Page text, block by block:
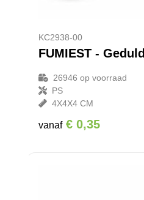
KC2938-00
FUMIEST -
26946 op voorraad
PS
4X4X4 CM
vanaf € 0,35